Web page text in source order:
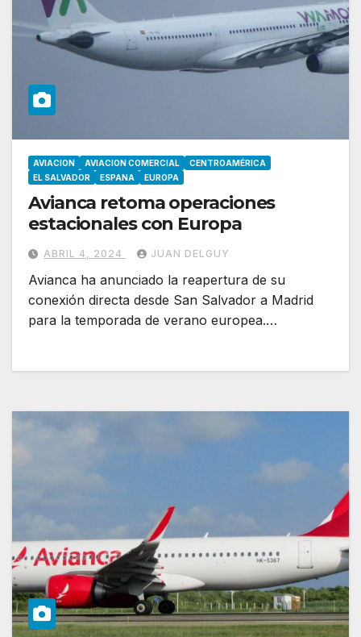
AVIACION AVIACION COMERCIAL
CENTROAMÉRICA
EL SALVADOR
ESPANA EUROPA
Avianca retoma operaciones
estacionales con Europa
ABRIL 4, 2024 JUAN DELGUY
Avianca ha anunciado la reapertura de su
conexión directa desde San Salvador a Madrid
para la temporada de verano europea.…